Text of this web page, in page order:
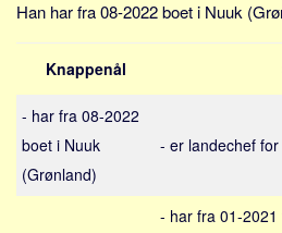
Tyrkiet
Spanien
Sverige
Norge
Thailand
Han har fra 08-2022 boet i Nuuk
Knappenål
- har fra 08-2022
boet i Nuuk
(Grønland)
- er landechef
- har fra 01-